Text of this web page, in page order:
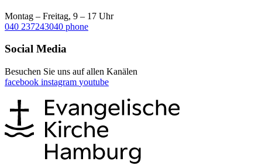
Montag – Freitag, 9 – 17 Uhr
040 237243040 phone
Social Media
Besuchen Sie uns auf allen Kanälen
facebook instagram youtube